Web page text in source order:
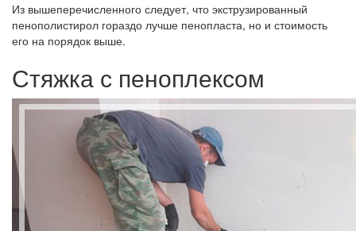
Из вышеперечисленного следует, что экструзированный
пенополистирол гораздо лучше пенопласта, но и стоимость
его на порядок выше.
Стяжка с пеноплексом